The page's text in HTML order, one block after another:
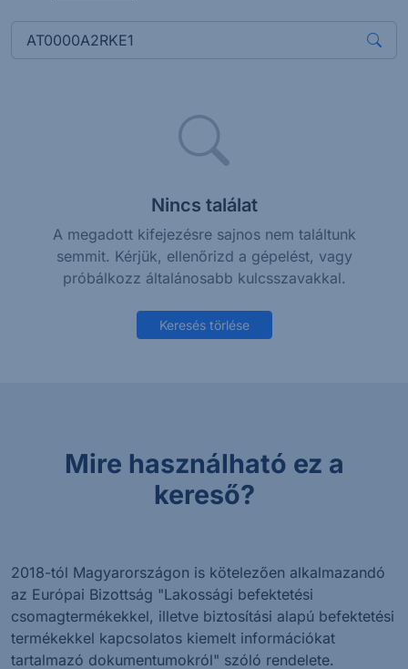
Nincs találat
A megadott kifejezésre sajnos nem találtunk
semmit. Kérjük, ellenőrizd a gépelést, vagy
próbálkozz általánosabb kulcsszavakkal.
Keresés törlése
Mire használható ez a
kereső?
2018-tól Magyarországon is kötelezően alkalmazandó
az Európai Bizottság "Lakossági befektetési
csomagtermékekkel, illetve biztosítási alapú befektetési
termékekkel kapcsolatos kiemelt információkat
tartalmazó dokumentumokról" szóló rendelete.